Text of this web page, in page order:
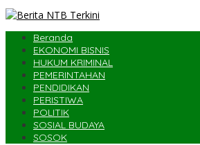
Beranda
EKONOMI BISNIS
HUKUM KRIMINAL
PEMERINTAHAN
PENDIDIKAN
PERISTIWA
POLITIK
SOSIAL BUDAYA
SOSOK